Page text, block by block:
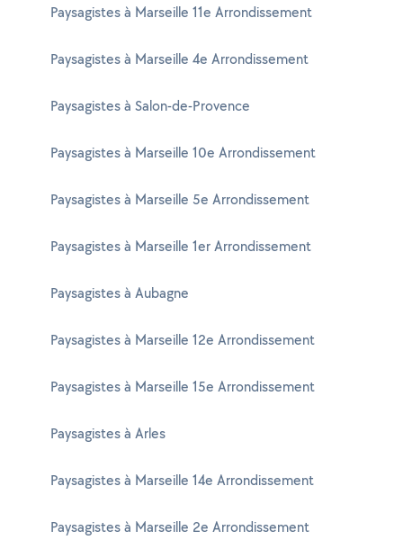
Paysagistes à Marseille 11e Arrondissement
Paysagistes à Marseille 4e Arrondissement
Paysagistes à Salon-de-Provence
Paysagistes à Marseille 10e Arrondissement
Paysagistes à Marseille 5e Arrondissement
Paysagistes à Marseille 1er Arrondissement
Paysagistes à Aubagne
Paysagistes à Marseille 12e Arrondissement
Paysagistes à Marseille 15e Arrondissement
Paysagistes à Arles
Paysagistes à Marseille 14e Arrondissement
Paysagistes à Marseille 2e Arrondissement